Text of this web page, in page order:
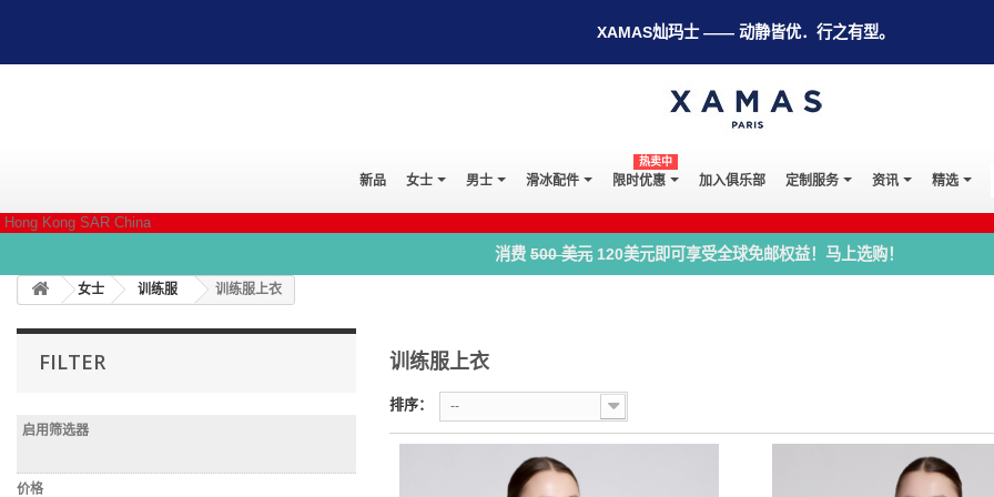
XAMAS灿玛士 —— 动静皆优．行之有型。
新品 女士 男士 滑冰配件 限时优惠
热卖中
加入俱乐部 定制服务 资讯 精选
Hong Kong SAR China
消费 500 美元120美元即可享受全球免邮权益！马上选购！
女士 训练服 训练服上衣
FILTER
启用筛选器
价格
训练服上衣
排序： --